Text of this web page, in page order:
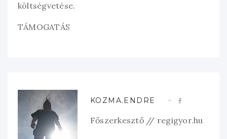
költségvetése.
TÁMOGATÁS
KOZMA.ENDRE
Főszerkesztő // regigyor.hu